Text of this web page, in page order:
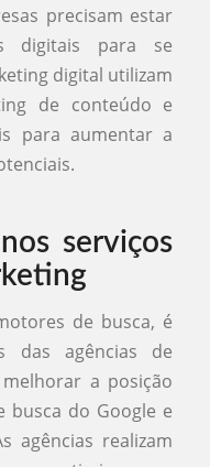
precisam estar
digitais para se
digital utilizam
de conteúdo e
para aumentar a
serviços
de busca, é
das agências de
a posição
busca do Google e
agências realizam